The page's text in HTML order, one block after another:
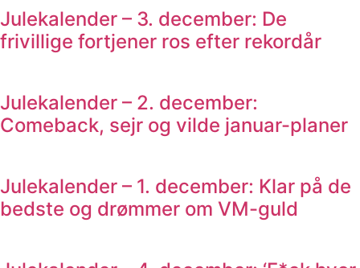
Julekalender – 3. december: De
frivillige fortjener ros efter rekordår
Julekalender – 2. december:
Comeback, sejr og vilde januar-planer
Julekalender – 1. december: Klar på de
bedste og drømmer om VM-guld